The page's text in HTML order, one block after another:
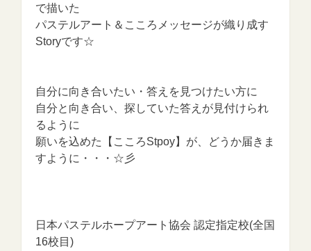
で描いた
パステルアート＆こころメッセージが織り成す
Storyです☆
自分に向き合いたい・答えを見つけたい方に
自分と向き合い、探していた答えが見付けられ
るように
願いを込めた【こころStpoy】が、どうか届きま
すように・・・☆彡
日本パステルホープアート協会 認定指定校(全国
16校目)